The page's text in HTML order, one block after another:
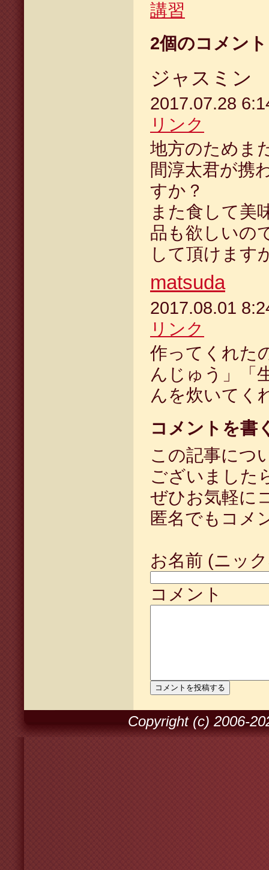
講習
2個のコメント
ジャスミン
2017.07.28
リンク
地方のためま
間淳太君が携
すか？
また食して美
品も欲しいの
して頂けます
matsuda
2017.08.01
リンク
作ってくれた
んじゅう」「
んを炊いてく
コメントを書
この記事につ
ございました
ぜひお気軽に
匿名でもコメ
お名前 (ニッ
コメント
Copyright (c) 2006-